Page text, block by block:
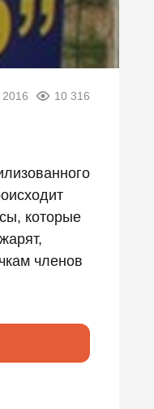
10 316
которые
членов